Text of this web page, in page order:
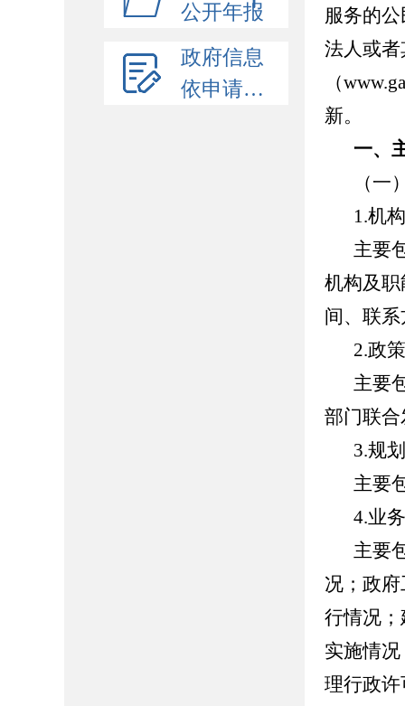
公开年报
政府信息
依申请公开
服务的
法人或
（
新。
一、
（
1.机
主要
机构及
间、联
2.政
主要
部门联
3.规
主要
4.业
主要
况；政
行情况
实施情
理行政